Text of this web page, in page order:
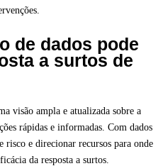
de dados pode
a surtos de
visão ampla e atualizada sobre a
rápidas e informadas. Com dados
risco e direcionar recursos para onde
da resposta a surtos.